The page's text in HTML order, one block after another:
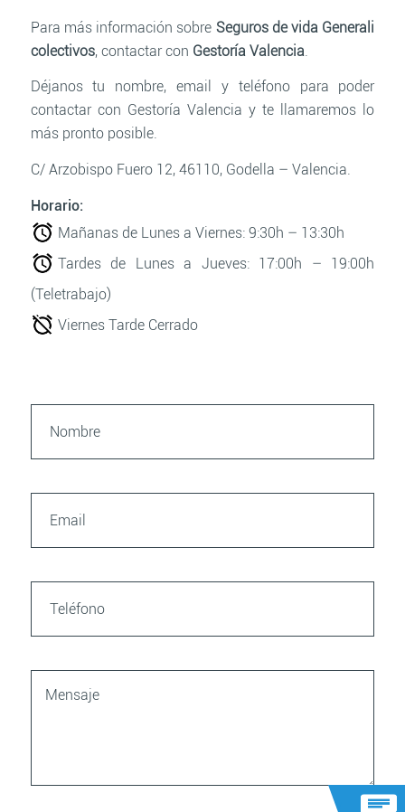
Para más información sobre Seguros de vida Generali
colectivos, contactar con Gestoría Valencia.
Déjanos tu nombre, email y teléfono para poder
contactar con Gestoría Valencia y te llamaremos lo
más pronto posible.
C/ Arzobispo Fuero 12, 46110, Godella – Valencia.
Horario:
Mañanas de Lunes a Viernes: 9:30h – 13:30h
Tardes de Lunes a Jueves: 17:00h – 19:00h
(Teletrabajo)
Viernes Tarde Cerrado